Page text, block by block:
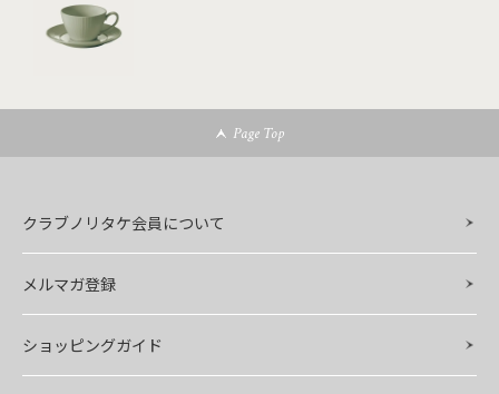
Page Top
クラブノリタケ会員について
メルマガ登録
ショッピングガイド